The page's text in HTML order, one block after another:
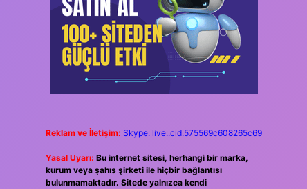
Reklam ve İletişim: Skype: live:.cid.575569c608265c69
Yasal Uyarı: Bu internet sitesi, herhangi bir marka,
kurum veya şahıs şirketi ile hiçbir bağlantısı
bulunmamaktadır. Sitede yalnızca kendi